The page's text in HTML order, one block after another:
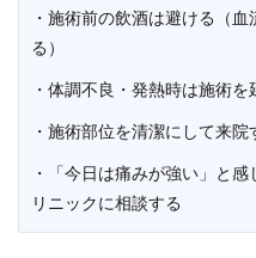
・施術前の飲酒は避ける（
る）
・体調不良・発熱時は施術を
・施術部位を清潔にして来院
・「今日は痛みが強い」と
リニックに相談する